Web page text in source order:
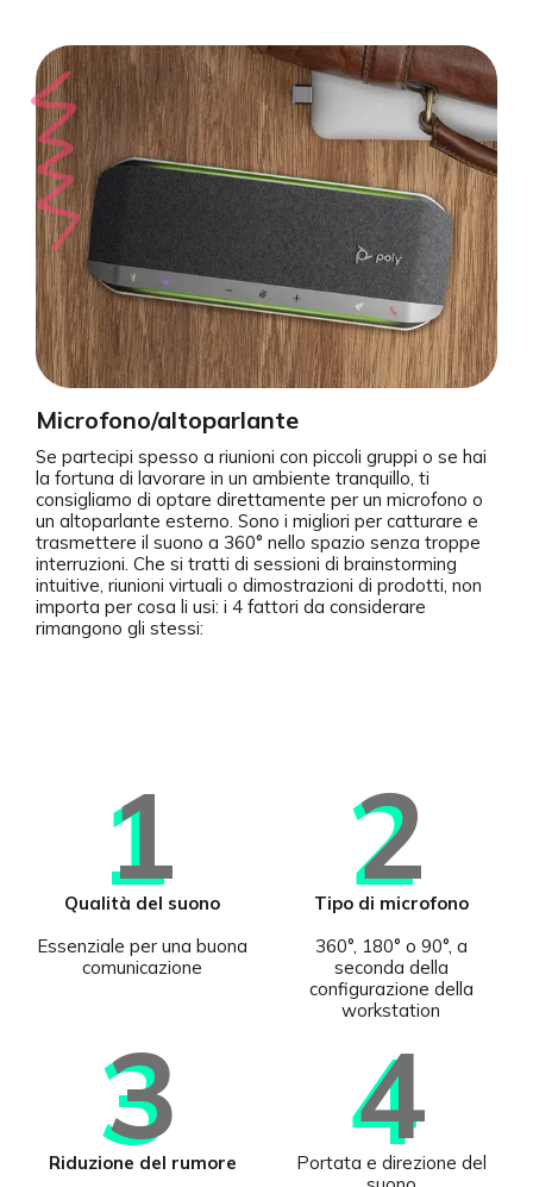
Microfono/altoparlante
Se partecipi spesso a riunioni con piccoli gruppi o se hai
la fortuna di lavorare in un ambiente tranquillo, ti
consigliamo di optare direttamente per un microfono o
un altoparlante esterno. Sono i migliori per catturare e
trasmettere il suono a 360° nello spazio senza troppe
interruzioni. Che si tratti di sessioni di brainstorming
intuitive, riunioni virtuali o dimostrazioni di prodotti, non
importa per cosa li usi: i 4 fattori da considerare
rimangono gli stessi:
1
Qualità del suono
Essenziale per una buona
comunicazione
2
Tipo di microfono
360°, 180° o 90°, a
seconda della
configurazione della
workstation
3
Riduzione del rumore 4
Portata e direzione del